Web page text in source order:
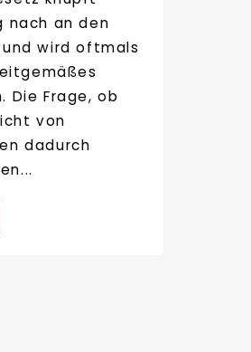
nach an den
wird oftmals
Die Frage, ob
von
dadurch